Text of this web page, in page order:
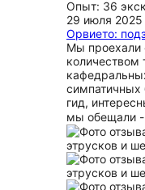
Опыт: 36
29 июля 2025
Орвието:
Мы проехали
количеством
симпатичных
гид,
мы обещали -